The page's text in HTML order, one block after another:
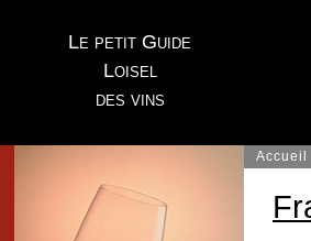
Le petit Guide
Loisel
des vins
Accueil